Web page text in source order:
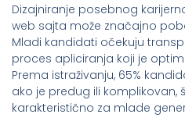
Dizajniranje posebnog
web sajta može značajno
Mladi kandidati očekuju
proces apliciranja koji je
Prema istraživanju, 65%
ako je predug ili komplikovan,
karakteristično za mlade